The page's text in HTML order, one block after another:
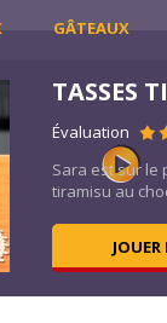
GÂTEAUX
TASSES
Évaluation
Sara est sur le
tiramisu au